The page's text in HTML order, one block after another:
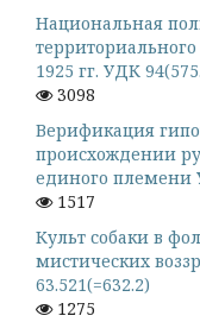
Национальная
1925 гг. УДК
3098
Верификация
происхождении
единого племени
1517
Культ собаки в
мистических
63.521(=632.2)
1275